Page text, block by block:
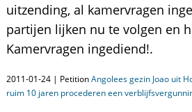
uitzending, al kamervragen
partijen lijken nu te volgen en
Kamervragen ingediend!.
2011-01-24 | PetitionAngolees gezin Joao uit
ruim 10 jaren procederen een